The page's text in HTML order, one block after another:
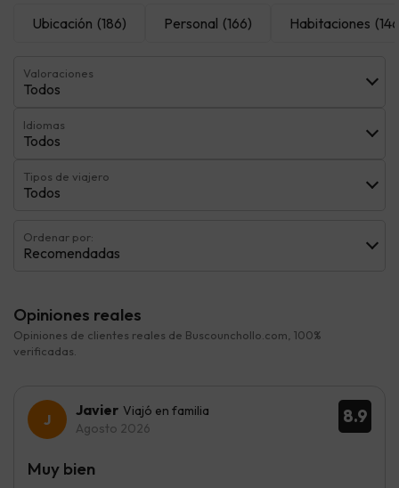
Ubicación (186) Personal (166) Habitaciones
Valoraciones
Todos
Idiomas
Todos
Tipos de viajero
Todos
Ordenar por:
Recomendadas
Opiniones reales
Opiniones de clientes reales de Buscounchollo.com, 100%
verificadas.
8.9
Javier Viajó en familia
Agosto 2026
Muy bien